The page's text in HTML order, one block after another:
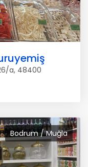
a, 48400
Bodrum / Muğla